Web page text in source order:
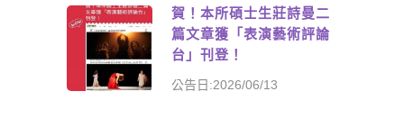
賀！本所碩士生莊詩曼二
篇文章獲「表演藝術評論
台」刊登！
公告日:2026/06/13